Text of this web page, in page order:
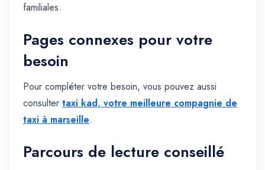
familiales.
Pages connexes pour votre
besoin
Pour compléter votre besoin, vous pouvez aussi
consulter taxi kad, votre meilleure compagnie de
taxi à marseille.
Parcours de lecture conseillé